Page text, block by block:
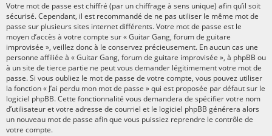
Votre mot de passe est chiffré (par un chiffrage à sens unique) afin qu’il soit
sécurisé. Cependant, il est recommandé de ne pas utiliser le même mot de
passe sur plusieurs sites internet différents. Votre mot de passe est le
moyen d’accès à votre compte sur « Guitar Gang, forum de guitare
improvisée », veillez donc à le conservez précieusement. En aucun cas une
personne affiliée à « Guitar Gang, forum de guitare improvisée », à phpBB ou
à un site de tierce partie ne peut vous demander légitimement votre mot de
passe. Si vous oubliez le mot de passe de votre compte, vous pouvez utiliser
la fonction « J’ai perdu mon mot de passe » qui est proposée par défaut sur le
logiciel phpBB. Cette fonctionnalité vous demandera de spécifier votre nom
d’utilisateur et votre adresse de courriel et le logiciel phpBB générera alors
un nouveau mot de passe afin que vous puissiez reprendre le contrôle de
votre compte.